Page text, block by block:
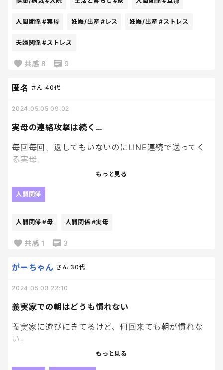
言葉が足りなすぎてドン引き。
もう、、、情けないわ。
ズレてる親だな、とは思うことはこれまでにもあっ
やっぱりおかしいわ。
った。
くれて救われる。
家出て良かった。
意味のない経過報告なんて誰がするか！
無駄にストレスだから連絡してくんな💢
人間関係 #実母 妊娠/出産 #レス 妊娠/出産 #ストレス
夫婦関係 #ストレス
共感 8 9
実母の連絡攻撃は続く…
匿名 さん 40代
2024.05.05 09:02
毎回毎回、返してもいないのにLINE連続で送ってく
る実母。
行ったのだが、
実母に言うとなんでうちにはこないのに⁉️とか言うか
私達家族が遊びに来たことを話しておいたよ！と連
きっと、この後、
なんで私も誘ってくれなかったの⁉️
とLINE攻撃がくるんだろう…
もっと見る
人間関係
人間関係 #母 人間関係 #実母
共感 1 3
義実家での朝はどうも慣れない
がーちゃん さん 30代
2024.05.03 22:10
義実家に遊びにきてるけど、何回来ても朝が慣れな
い。
お手伝いはするけどほとんど義母がやってくれるの
もっと見る